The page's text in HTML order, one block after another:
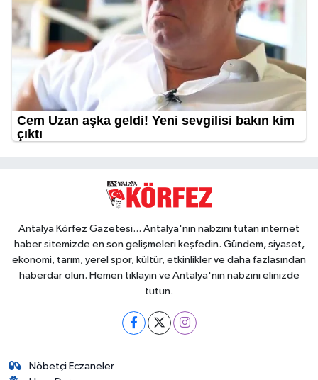
Antalya Körfez Gazetesi... Antalya'nın nabzını tutan internet
haber sitemizde en son gelişmeleri keşfedin. Gündem, siyaset,
ekonomi, tarım, yerel spor, kültür, etkinlikler ve daha fazlasından
haberdar olun. Hemen tıklayın ve Antalya'nın nabzını elinizde
tutun.
Nöbetçi Eczaneler